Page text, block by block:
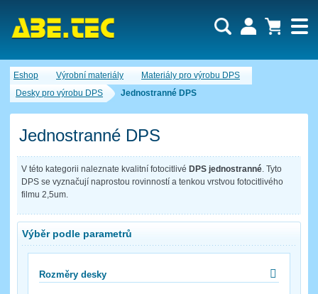
Eshop Výrobní materiály
Materiály pro výrobu DPS
Desky pro výrobu DPS
Jednostranné DPS
Jednostranné DPS
V této kategorii naleznate kvalitní fotocitlivé DPS jednostranné . Tyto
DPS se vyznačují naprostou rovinností a tenkou vrstvou fotocitlivého
filmu 2,5um.
Výběr podle parametrů
Rozměry desky
Nákupní košík je momentálně prázdný.
Počet produktů:0
Cena celkem:0,00 CZK
Uživatel:
Heslo:
Zapomenuté heslo Nová registrace